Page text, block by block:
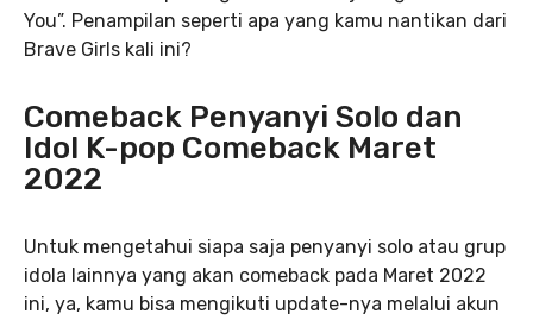
You”. Penampilan seperti apa yang kamu nantikan dari
Brave Girls kali ini?
Comeback Penyanyi Solo dan
Idol K-pop Comeback Maret
2022
Untuk mengetahui siapa saja penyanyi solo atau grup
idola lainnya yang akan comeback pada Maret 2022
ini, ya, kamu bisa mengikuti update-nya melalui akun